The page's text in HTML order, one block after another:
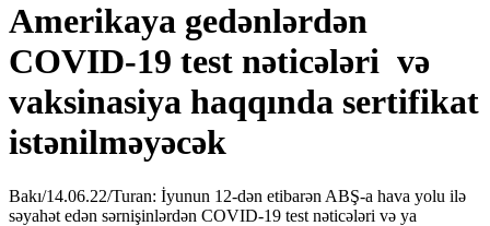
Amerikaya gedənlərdən
COVID-19 test nəticələri və
vaksinasiya haqqında sertifikat
istənilməyəcək
Bakı/14.06.22/Turan: İyunun 12-dən etibarən ABŞ-a hava yolu ilə
səyahət edən sərnişinlərdən COVID-19 test nəticələri və ya